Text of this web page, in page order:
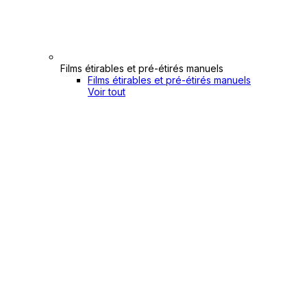
Films étirables et pré-étirés manuels
Films étirables et pré-étirés manuels
Voir tout